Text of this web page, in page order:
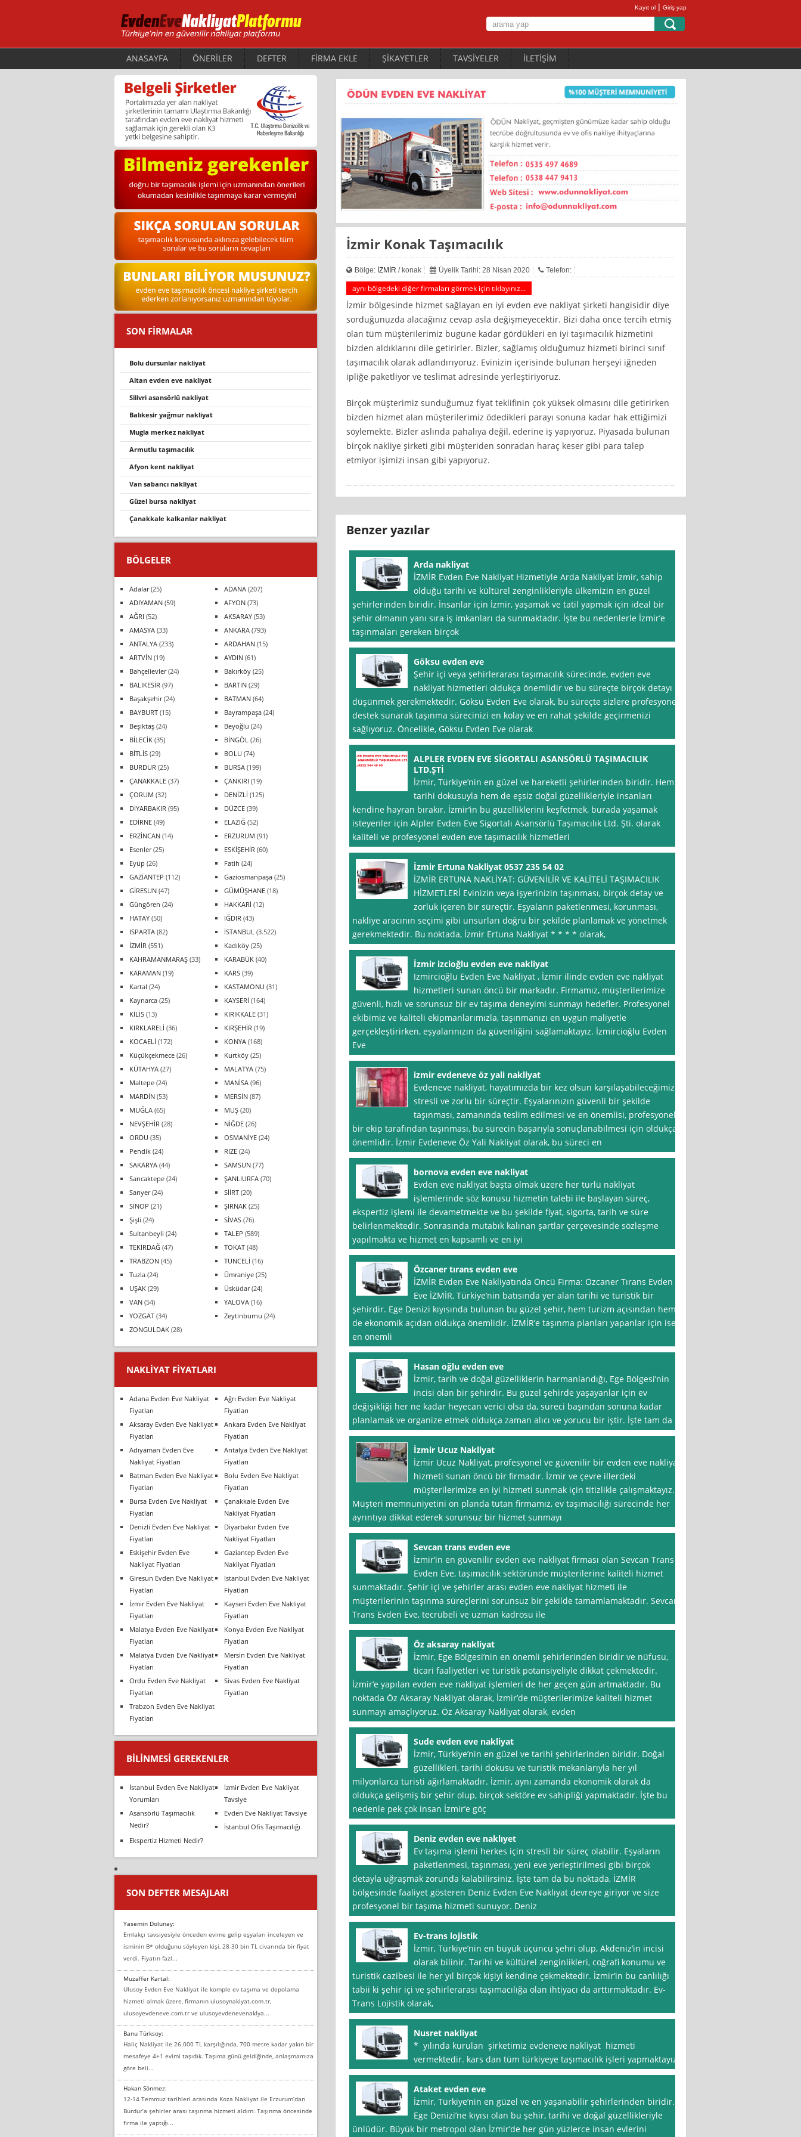
Kayıt ol | Giriş yap
ANASAYFA ÖNERİLER DEFTER FİRMA EKLE ŞİKAYETLER TAVSİYELER İLETİŞİM
İzmir Konak Taşımacılık
Bölge: İZMİR / konak Üyelik Tarihi: 28 Nisan 2020 Telefon:
aynı bölgedeki diğer firmaları görmek için tıklayınız...
İzmir bölgesinde hizmet sağlayan en iyi evden eve nakliyat şirketi hangisidir diye
sorduğunuzda alacağınız cevap asla değişmeyecektir. Bizi daha önce tercih etmiş
olan tüm müşterilerimiz bugüne kadar gördükleri en iyi taşımacılık hizmetini
bizden aldıklarını dile getirirler. Bizler, sağlamış olduğumuz hizmeti birinci sınıf
taşımacılık olarak adlandırıyoruz. Evinizin içerisinde bulunan herşeyi iğneden
ipliğe paketliyor ve teslimat adresinde yerleştiriyoruz.
Birçok müşterimiz sunduğumuz fiyat teklifinin çok yüksek olmasını dile getirirken
bizden hizmet alan müşterilerimiz ödedikleri parayı sonuna kadar hak ettiğimizi
söylemekte. Bizler aslında pahalıya değil, ederine iş yapıyoruz. Piyasada bulunan
birçok nakliye şirketi gibi müşteriden sonradan haraç keser gibi para talep
etmiyor işimizi insan gibi yapıyoruz.
Benzer yazılar
Arda nakliyat
İZMİR Evden Eve Nakliyat Hizmetiyle Arda Nakliyat İzmir, sahip
olduğu tarihi ve kültürel zenginlikleriyle ülkemizin en güzel
şehirlerinden biridir. İnsanlar için İzmir, yaşamak ve tatil yapmak için ideal bir
şehir olmanın yanı sıra iş imkanları da sunmaktadır. İşte bu nedenlerle İzmir’e
taşınmaları gereken birçok
Göksu evden eve
Şehir içi veya şehirlerarası taşımacılık sürecinde, evden eve
nakliyat hizmetleri oldukça önemlidir ve bu süreçte birçok detayı
düşünmek gerekmektedir. Göksu Evden Eve olarak, bu süreçte sizlere profesyonel
destek sunarak taşınma sürecinizi en kolay ve en rahat şekilde geçirmenizi
sağlıyoruz. Öncelikle, Göksu Evden Eve olarak
ALPLER EVDEN EVE SİGORTALI ASANSÖRLÜ TAŞIMACILIK
LTD.ŞTİ
İzmir, Türkiye’nin en güzel ve hareketli şehirlerinden biridir. Hem
tarihi dokusuyla hem de eşsiz doğal güzellikleriyle insanları
kendine hayran bırakır. İzmir’in bu güzelliklerini keşfetmek, burada yaşamak
isteyenler için Alpler Evden Eve Sigortalı Asansörlü Taşımacılık Ltd. Şti. olarak
kaliteli ve profesyonel evden eve taşımacılık hizmetleri
İzmir Ertuna Nakliyat 0537 235 54 02
İZMİR ERTUNA NAKLİYAT: GÜVENİLİR VE KALİTELİ TAŞIMACILIK
HİZMETLERİ Evinizin veya işyerinizin taşınması, birçok detay ve
zorluk içeren bir süreçtir. Eşyaların paketlenmesi, korunması,
nakliye aracının seçimi gibi unsurları doğru bir şekilde planlamak ve yönetmek
gerekmektedir. Bu noktada, İzmir Ertuna Nakliyat * * * * olarak,
İzmir izcioğlu evden eve nakliyat
Izmircioğlu Evden Eve Nakliyat , İzmir ilinde evden eve nakliyat
hizmetleri sunan öncü bir markadır. Firmamız, müşterilerimize
güvenli, hızlı ve sorunsuz bir ev taşıma deneyimi sunmayı hedefler. Profesyonel
ekibimiz ve kaliteli ekipmanlarımızla, taşınmanızı en uygun maliyetle
gerçekleştirirken, eşyalarınızın da güvenliğini sağlamaktayız. İzmircioğlu Evden
Eve
izmir evdeneve öz yali nakliyat
Evdeneve nakliyat, hayatımızda bir kez olsun karşılaşabileceğimiz
stresli ve zorlu bir süreçtir. Eşyalarınızın güvenli bir şekilde
taşınması, zamanında teslim edilmesi ve en önemlisi, profesyonel
bir ekip tarafından taşınması, bu sürecin başarıyla sonuçlanabilmesi için oldukça
önemlidir. İzmir Evdeneve Öz Yali Nakliyat olarak, bu süreci en
bornova evden eve nakliyat
Evden eve nakliyat başta olmak üzere her türlü nakliyat
işlemlerinde söz konusu hizmetin talebi ile başlayan süreç,
ekspertiz işlemi ile devametmekte ve bu şekilde fiyat, sigorta, tarih ve süre
belirlenmektedir. Sonrasında mutabık kalınan şartlar çerçevesinde sözleşme
yapılmakta ve hizmet en kapsamlı ve en iyi
Özcaner tırans evden eve
İZMİR Evden Eve Nakliyatında Öncü Firma: Özcaner Tırans Evden
Eve İZMİR, Türkiye’nin batısında yer alan tarihi ve turistik bir
şehirdir. Ege Denizi kıyısında bulunan bu güzel şehir, hem turizm açısından hem
de ekonomik açıdan oldukça önemlidir. İZMİR’e taşınma planları yapanlar için ise
en önemli
Hasan oğlu evden eve
İzmir, tarih ve doğal güzelliklerin harmanlandığı, Ege Bölgesi’nin
incisi olan bir şehirdir. Bu güzel şehirde yaşayanlar için ev
değişikliği her ne kadar heyecan verici olsa da, süreci başından sonuna kadar
planlamak ve organize etmek oldukça zaman alıcı ve yorucu bir iştir. İşte tam da
İzmir Ucuz Nakliyat
İzmir Ucuz Nakliyat, profesyonel ve güvenilir bir evden eve nakliyat
hizmeti sunan öncü bir firmadır. İzmir ve çevre illerdeki
müşterilerimize en iyi hizmeti sunmak için titizlikle çalışmaktayız.
Müşteri memnuniyetini ön planda tutan firmamız, ev taşımacılığı sürecinde her
ayrıntıya dikkat ederek sorunsuz bir hizmet sunmayı
Sevcan trans evden eve
İzmir’in en güvenilir evden eve nakliyat firması olan Sevcan Trans
Evden Eve, taşımacılık sektöründe müşterilerine kaliteli hizmet
sunmaktadır. Şehir içi ve şehirler arası evden eve nakliyat hizmeti ile
müşterilerinin taşınma süreçlerini sorunsuz bir şekilde tamamlamaktadır. Sevcan
Trans Evden Eve, tecrübeli ve uzman kadrosu ile
Öz aksaray nakliyat
İzmir, Ege Bölgesi’nin en önemli şehirlerinden biridir ve nüfusu,
ticari faaliyetleri ve turistik potansiyeliyle dikkat çekmektedir.
İzmir’e yapılan evden eve nakliyat işlemleri de her geçen gün artmaktadır. Bu
noktada Öz Aksaray Nakliyat olarak, İzmir’de müşterilerimize kaliteli hizmet
sunmayı amaçlıyoruz. Öz Aksaray Nakliyat olarak, evden
Sude evden eve nakliyat
İzmir, Türkiye’nin en güzel ve tarihi şehirlerinden biridir. Doğal
güzellikleri, tarihi dokusu ve turistik mekanlarıyla her yıl
milyonlarca turisti ağırlamaktadır. İzmir, aynı zamanda ekonomik olarak da
oldukça gelişmiş bir şehir olup, birçok sektöre ev sahipliği yapmaktadır. İşte bu
nedenle pek çok insan İzmir’e göç
Deniz evden eve naklıyet
Ev taşıma işlemi herkes için stresli bir süreç olabilir. Eşyaların
paketlenmesi, taşınması, yeni eve yerleştirilmesi gibi birçok
detayla uğraşmak zorunda kalabilirsiniz. İşte tam da bu noktada, İZMİR
bölgesinde faaliyet gösteren Deniz Evden Eve Naklıyat devreye giriyor ve size
profesyonel bir taşıma hizmeti sunuyor. Deniz
Ev-trans lojistik
İzmir, Türkiye’nin en büyük üçüncü şehri olup, Akdeniz’in incisi
olarak bilinir. Tarihi ve kültürel zenginlikleri, coğrafi konumu ve
turistik cazibesi ile her yıl birçok kişiyi kendine çekmektedir. İzmir’in bu canlılığı
tabii ki şehir içi ve şehirlerarası taşımacılığa olan ihtiyacı da arttırmaktadır. Ev-
Trans Lojistik olarak,
Nusret nakliyat
* yılında kurulan şirketimiz evdeneve nakliyat hizmeti
vermektedir. kars dan tüm türkiyeye taşımacılık işleri yapmaktayız.
Ataket evden eve
İzmir, Türkiye’nin en güzel ve en yaşanabilir şehirlerinden biridir.
Ege Denizi’ne kıyısı olan bu şehir, tarihi ve doğal güzellikleriyle
ünlüdür. Büyük bir metropol olan İzmir’de her gün yüzlerce insan evlerini
SON FİRMALAR
bolu dursunlar nakliyat
altan evden eve nakli̇yat
silivri asansörlü nakliyat
balıkesir yağmur nakliyat
mugla merkez nakli̇yat
armutlu taşimacilik
afyon kent nakliyat
van sabancı nakliyat
güzel bursa nakliyat
çanakkale kalkanlar nakliyat
BÖLGELER
Adalar(25) ADANA (207)
ADIYAMAN (59) AFYON (73)
AĞRI (52) AKSARAY (53)
AMASYA (33) ANKARA (793)
ANTALYA (233) ARDAHAN (15)
ARTVİN (19) AYDIN (61)
Bahçelievler(24) Bakırköy (25)
BALIKESİR (97) BARTIN (29)
Başakşehir(24) BATMAN (64)
BAYBURT (15) Bayrampaşa (24)
Beşiktaş (24) Beyoğlu (24)
BİLECİK (35) BİNGÖL (26)
BİTLİS (29) BOLU (74)
BURDUR (25) BURSA (199)
ÇANAKKALE (37) ÇANKIRI (19)
ÇORUM (32) DENİZLİ (125)
DİYARBAKIR (95) DÜZCE (39)
EDİRNE (49) ELAZIĞ (52)
ERZİNCAN (14) ERZURUM (91)
Esenler(25) ESKİŞEHİR (60)
Eyüp (26) Fatih (24)
GAZİANTEP (112) Gaziosmanpaşa (25)
GİRESUN (47) GÜMÜŞHANE (18)
Güngören (24) HAKKARİ (12)
HATAY (50) IĞDIR (43)
ISPARTA (82) İSTANBUL (3.522)
İZMİR (551) Kadıköy (25)
KAHRAMANMARAŞ (33) KARABÜK (40)
KARAMAN (19) KARS (39)
Kartal (24) KASTAMONU (31)
Kaynarca (25) KAYSERİ (164)
KİLİS (13) KIRIKKALE (31)
KIRKLARELİ (36) KIRŞEHİR (19)
KOCAELİ (172) KONYA (168)
Küçükçekmece (26) Kurtköy (25)
KÜTAHYA (27) MALATYA (75)
Maltepe (24) MANİSA (96)
MARDİN (53) MERSİN (87)
MUĞLA (65) MUŞ (20)
NEVŞEHİR (28) NİĞDE (26)
ORDU (35) OSMANİYE (24)
Pendik (24) RİZE (24)
SAKARYA (44) SAMSUN (77)
Sancaktepe (24) ŞANLIURFA (70)
Sarıyer(24) SİİRT (20)
SİNOP (21) ŞIRNAK (25)
Şişli (24) SİVAS (76)
Sultanbeyli (24) TALEP (589)
TEKİRDAĞ (47) TOKAT (48)
TRABZON (45) TUNCELİ (16)
Tuzla (24) Ümraniye (25)
UŞAK (29) Üsküdar(24)
VAN (54) YALOVA (16)
YOZGAT (34) Zeytinburnu (24)
ZONGULDAK (28)
NAKLIYAT FIYATLARI
Adana Evden Eve Nakliyat
Fiyatları
Ağrı Evden Eve Nakliyat
Fiyatları
Aksaray Evden Eve Nakliyat
Fiyatları
Ankara Evden Eve Nakliyat
Fiyatları
Adıyaman Evden Eve
Nakliyat Fiyatları
Antalya Evden Eve Nakliyat
Fiyatları
Batman Evden Eve Nakliyat
Fiyatları
Bolu Evden Eve Nakliyat
Fiyatları
Bursa Evden Eve Nakliyat
Fiyatları
Çanakkale Evden Eve
Nakliyat Fiyatları
Denizli Evden Eve Nakliyat
Fiyatları
Diyarbakır Evden Eve
Nakliyat Fiyatları
Eskişehir Evden Eve
Nakliyat Fiyatları
Gaziantep Evden Eve
Nakliyat Fiyatları
Giresun Evden Eve Nakliyat
Fiyatları
İstanbul Evden Eve Nakliyat
Fiyatları
İzmir Evden Eve Nakliyat
Fiyatları
Kayseri Evden Eve Nakliyat
Fiyatları
Malatya Evden Eve Nakliyat
Fiyatları
Konya Evden Eve Nakliyat
Fiyatları
Malatya Evden Eve Nakliyat
Fiyatları
Mersin Evden Eve Nakliyat
Fiyatları
Ordu Evden Eve Nakliyat
Fiyatları
Sivas Evden Eve Nakliyat
Fiyatları
Trabzon Evden Eve Nakliyat
Fiyatları
BILINMESI GEREKENLER
İstanbul Evden Eve Nakliyat
Yorumları
İzmir Evden Eve Nakliyat
Tavsiye
Asansörlü Taşımacılık
Nedir?
Evden Eve Nakliyat Tavsiye
İstanbul Ofis Taşımacılığı
Ekspertiz Hizmeti Nedir?
SON DEFTER MESAJLARI
Yasemin Dolunay:
Emlakçı tavsiyesiyle önceden evime gelip eşyaları inceleyen ve
isminin B* olduğunu söyleyen kişi, 28-30 bin TL civarında bir fiyat
verdi. Fiyatın fazl...
Muzaffer Kartal:
Ulusoy Evden Eve Nakliyat ile komple ev taşıma ve depolama
hizmeti almak üzere, firmanın ulusoynaklyat.com.tr,
ulusoyevdeneve.com.tr ve ulusoyevdenevenaklya...
Banu Türksoy:
Haliç Nakliyat ile 26.000 TL karşılığında, 700 metre kadar yakın bir
mesafeye 4+1 evimi taşıdık. Taşıma günü geldiğinde, anlaşmamıza
göre beli...
Hakan Sönmez:
12-14 Temmuz tarihleri arasında Koza Nakliyat ile Erzurum’dan
Burdur’a şehirler arası taşınma hizmeti aldım. Taşınma öncesinde
firma ile yaptığı...